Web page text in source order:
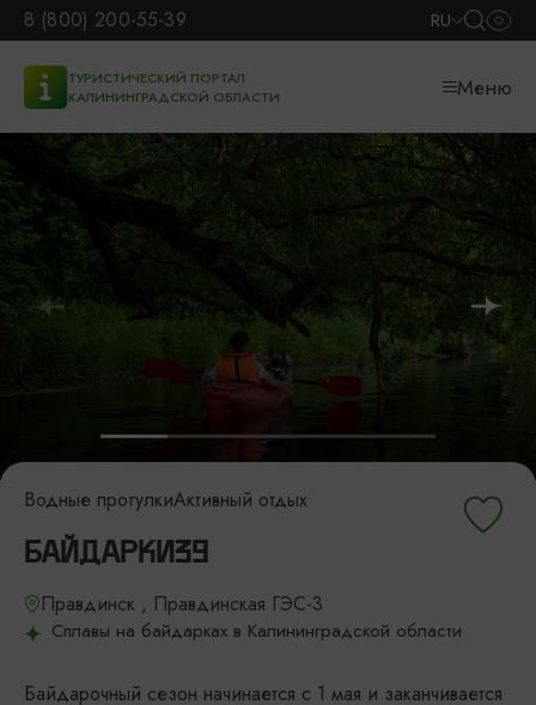
8 (800) 200-55-39 RU
ТУРИСТИЧЕСКИЙ ПОРТАЛ
КАЛИНИНГРАДСКОЙ ОБЛАСТИ
Меню
Водные прогулкиАктивный отдых
БАЙДАРКИ39
Правдинск , Правдинская ГЭС-3
Сплавы на байдарках в Калининградской области
Байдарочный сезон начинается с 1 мая и заканчивается